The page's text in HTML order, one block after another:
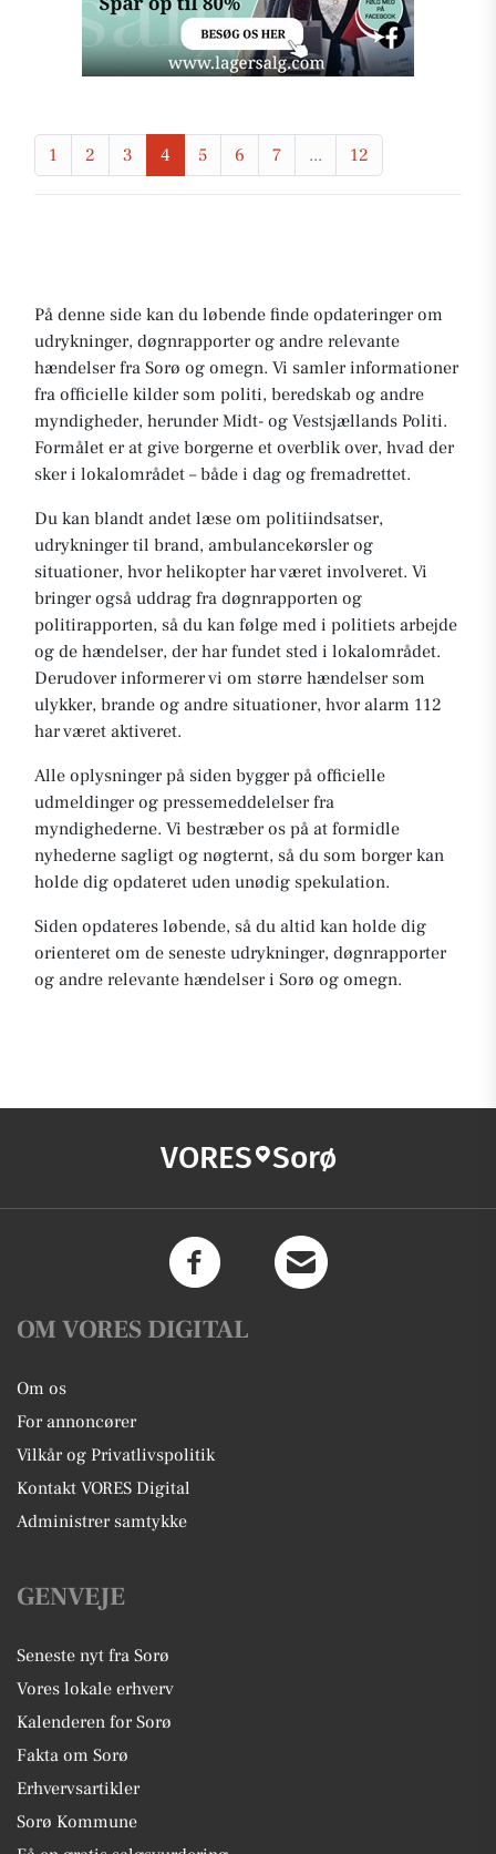
1 2 3 4 5 6 7 ... 12
På denne side kan du løbende finde opdateringer om
udrykninger, døgnrapporter og andre relevante
hændelser fra Sorø og omegn. Vi samler informationer
fra officielle kilder som politi, beredskab og andre
myndigheder, herunder Midt- og Vestsjællands Politi.
Formålet er at give borgerne et overblik over, hvad der
sker i lokalområdet – både i dag og fremadrettet.
Du kan blandt andet læse om politiindsatser,
udrykninger til brand, ambulancekørsler og
situationer, hvor helikopter har været involveret. Vi
bringer også uddrag fra døgnrapporten og
politirapporten, så du kan følge med i politiets arbejde
og de hændelser, der har fundet sted i lokalområdet.
Derudover informerer vi om større hændelser som
ulykker, brande og andre situationer, hvor alarm 112
har været aktiveret.
Alle oplysninger på siden bygger på officielle
udmeldinger og pressemeddelelser fra
myndighederne. Vi bestræber os på at formidle
nyhederne sagligt og nøgternt, så du som borger kan
holde dig opdateret uden unødig spekulation.
Siden opdateres løbende, så du altid kan holde dig
orienteret om de seneste udrykninger, døgnrapporter
og andre relevante hændelser i Sorø og omegn.
VORES Sorø
OM VORES DIGITAL
Om os
For annoncører
Vilkår og Privatlivspolitik
Kontakt VORES Digital
Administrer samtykke
GENVEJE
Seneste nyt fra Sorø
Vores lokale erhverv
Kalenderen for Sorø
Fakta om Sorø
Erhvervsartikler
Sorø Kommune